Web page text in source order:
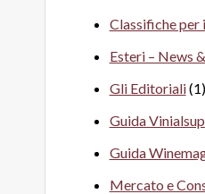
Classifiche per
Esteri – News
Gli Editoriali(1)
Guida
Guida
Mercato e